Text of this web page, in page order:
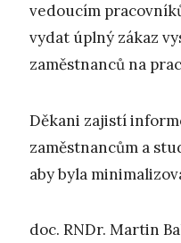
vedoucím
vydat úplný zákaz
zaměstnanců na
Děkani zajistí
zaměstnancům a
aby byla
doc. RNDr. Martin